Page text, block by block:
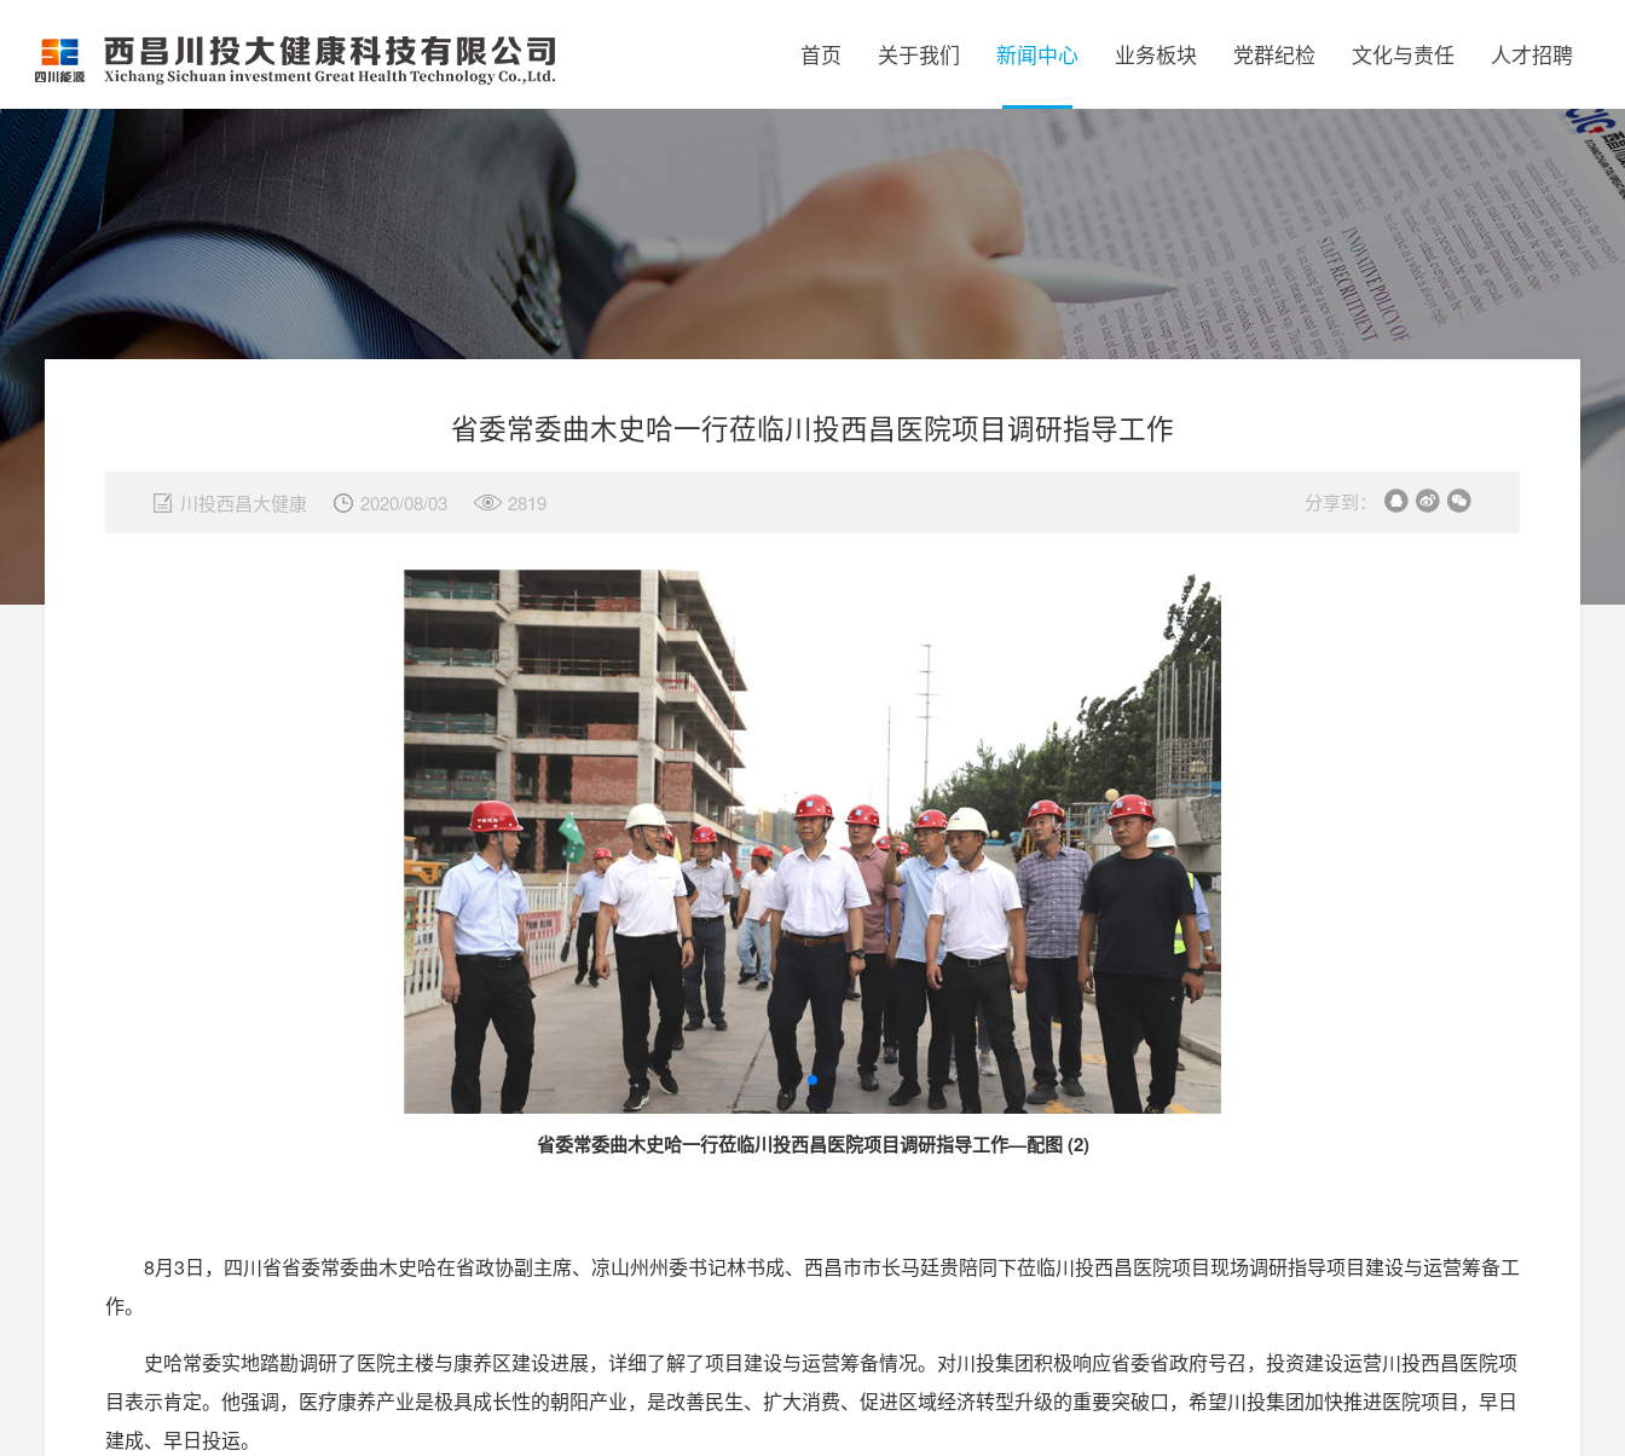
首页 关于我们 新闻中心 业务板块 党群纪检 文化与责任 人才招聘
省委常委曲木史哈一行莅临川投西昌医院项目调研指导工作
川投西昌大健康 2020/08/03 2819 分享到：
省委常委曲木史哈一行莅临川投西昌医院项目调研指导工作—配图 (2)
8月3日，四川省省委常委曲木史哈在省政协副主席、凉山州州委书记林书成、西昌市市长马廷贵陪同下莅临川投西昌医院项目现场调研指导项目建设与运营筹备工
作。
史哈常委实地踏勘调研了医院主楼与康养区建设进展，详细了解了项目建设与运营筹备情况。对川投集团积极响应省委省政府号召，投资建设运营川投西昌医院项
目表示肯定。他强调，医疗康养产业是极具成长性的朝阳产业，是改善民生、扩大消费、促进区域经济转型升级的重要突破口，希望川投集团加快推进医院项目，早日
建成、早日投运。